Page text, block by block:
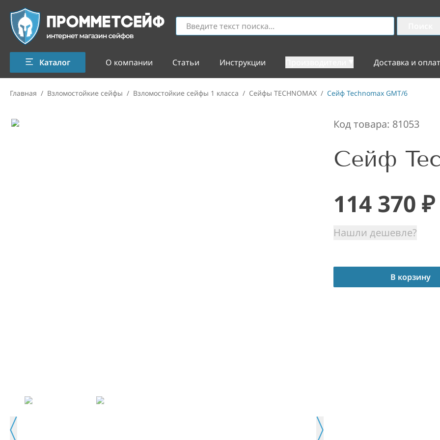
Каталог О компании Статьи Инструкции Доставка и
Главная / Взломостойкие сейфы / Взломостойкие сейфы 1 класса / Сейфы TECHNOMAX / Сейф Technomax GMT/6
Код товара: 81053
Сейф
114 370 ₽
Нашли дешевле?
В корзину